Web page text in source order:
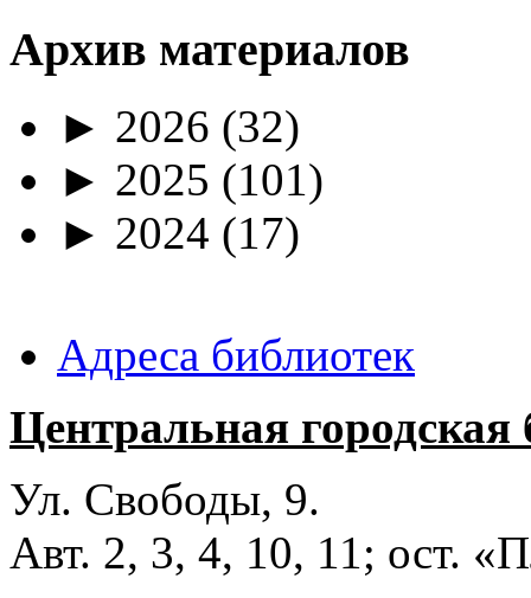
Архив материалов
► 2026 (32)
► 2025 (101)
► 2024 (17)
Адреса библиотек
Центральная
Ул. Свободы, 9.
Авт. 2, 3, 4, 10, 11; ост.